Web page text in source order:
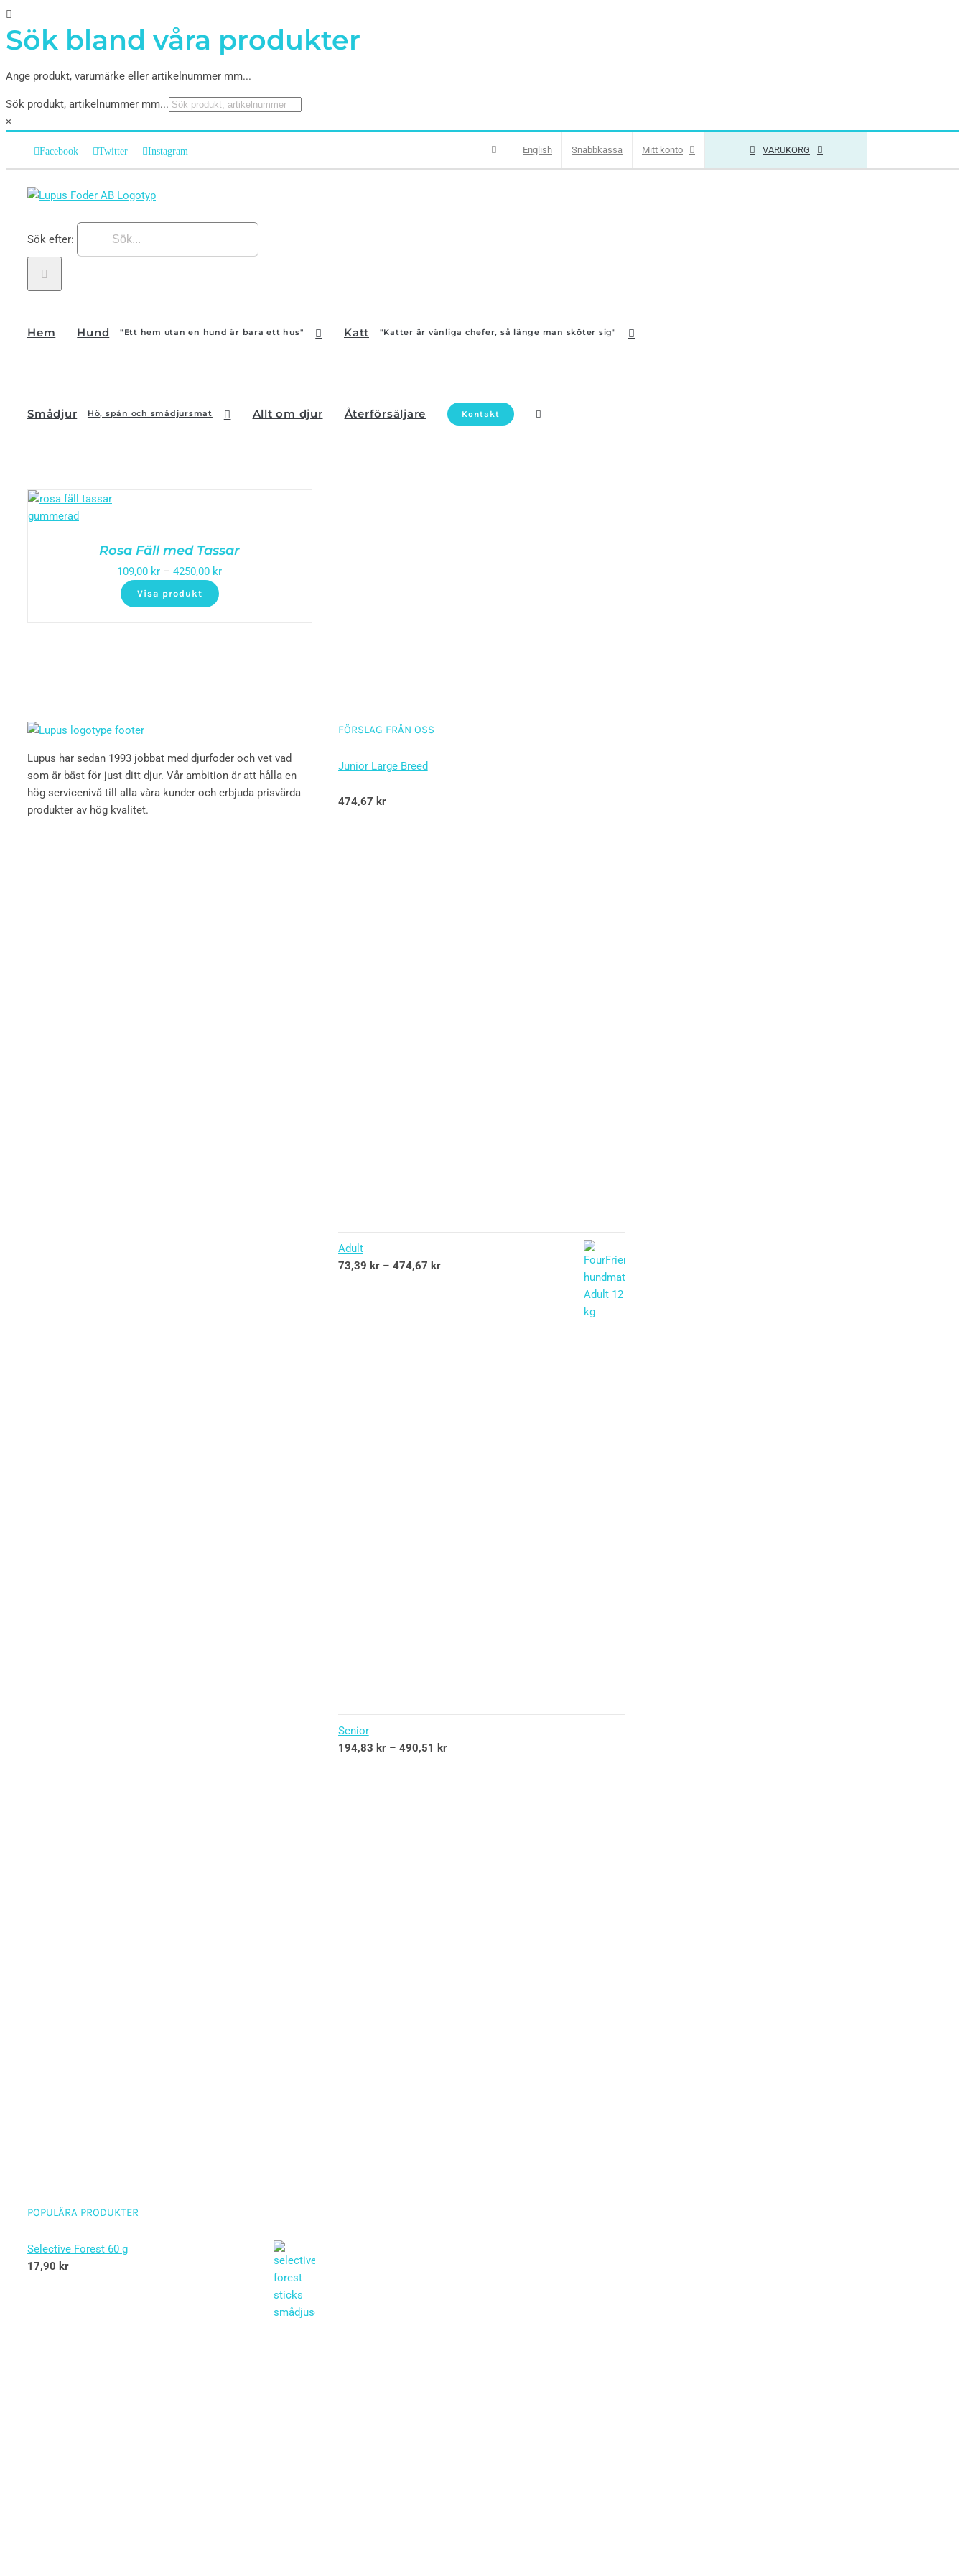
Sök bland våra produkter
Ange produkt, varumärke eller artikelnummer mm...
Sök produkt, artikelnummer mm...
×
Facebook Twitter Instagram English Snabbkassa Mitt konto VARUKORG
Sök efter:
Hem Hund "Ett hem utan en hund är bara ett hus" Katt "Katter är vänliga chefer, så länge man sköter sig"
Smådjur Hö, spån och smådjursmat Allt om djur Återförsäljare Kontakt
Rosa Fäll med Tassar
109,00 kr –4250,00 kr
Visa produkt
Lupus har sedan 1993 jobbat med djurfoder och vet vad
som är bäst för just ditt djur. Vår ambition är att hålla en
hög servicenivå till alla våra kunder och erbjuda prisvärda
produkter av hög kvalitet.
FÖRSLAG FRÅN OSS
Junior Large Breed
Betygsatt
5.00
474,67 kr
Adult
73,39 kr– 474,67 kr
Senior
194,83 kr– 490,51 kr
POPULÄRA PRODUKTER
Selective Forest 60 g
17,90 kr